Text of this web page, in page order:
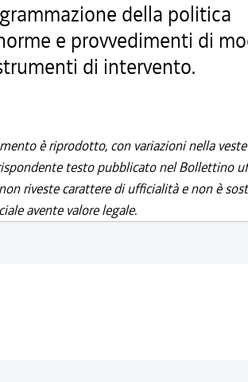
della politica
e provvedimenti di
di intervento.
è riprodotto, con variazioni nella
testo pubblicato nel Bollettino
riveste carattere di ufficialità e non è
avente valore legale.